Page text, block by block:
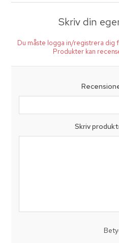
Skriv din
Du måste logga in/registrera dig
Produkter kan
Skriv